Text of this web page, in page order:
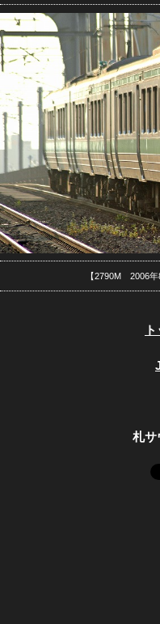
【2790M 2006
札サ